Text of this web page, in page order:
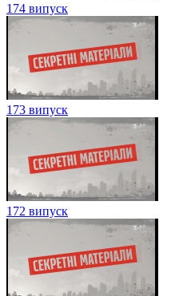
174 випуск
173 випуск
172 випуск